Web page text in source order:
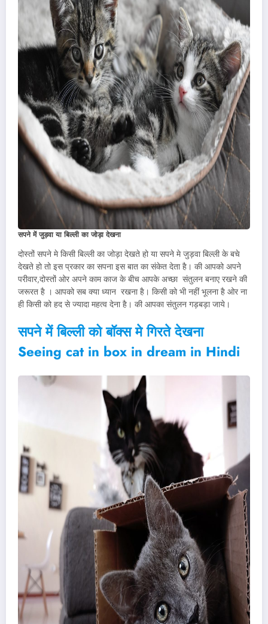
सपने में जुड़वा या बिल्ली का जोड़ा देखना
दोस्तों सपने मे किसी बिल्ली का जोड़ा देखते हो या सपने मे जुड़वा बिल्ली के बचे
देखते हो तो इस प्रकार का सपना इस बात का संकेत देता है। की आपको अपने
परीवार,दोस्तों ओर अपने काम काज के बीच आपके अच्छा संतुलन बनाए रखने की
जरूरत है । आपको सब क्या ध्यान रखना है। किसी को भी नहीं भूलना है ओर ना
ही किसी को हद से ज्यादा महत्व देना है। की आपका संतुलन गड़बड़ा जाये।
सपने में बिल्ली को बॉक्स मे गिरते देखना
Seeing cat in box in dream in Hindi